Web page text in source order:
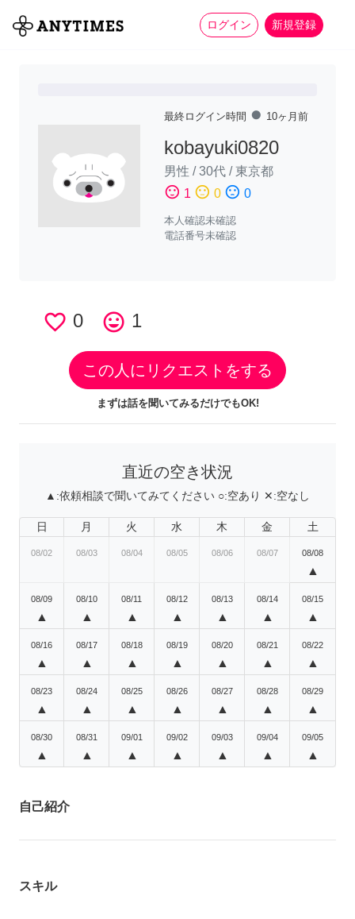
ログイン 新規登録
全て 家事 more_horiz
最終ログイン時間 fiber_manual_record 10ヶ月前
kobayuki0820
男性 /30代 /東京都
sentiment_satisfied 1 sentiment_neutral 0 sentiment_dissatisfied 0
本人確認未確認
電話番号未確認
favorite_border 0 tag_faces 1
この人にリクエストをする
まずは話を聞いてみるだけでもOK!
直近の空き状況
▲:依頼相談で聞いてみてください ○:空あり ✕:空なし
日 月 火 水 木 金 土
08/02 08/03 08/04 08/05 08/06 08/07 08/08
▲
08/09
▲
08/10
▲
08/11
▲
08/12
▲
08/13
▲
08/14
▲
08/15
▲
08/16
▲
08/17
▲
08/18
▲
08/19
▲
08/20
▲
08/21
▲
08/22
▲
08/23
▲
08/24
▲
08/25
▲
08/26
▲
08/27
▲
08/28
▲
08/29
▲
08/30
▲
08/31
▲
09/01
▲
09/02
▲
09/03
▲
09/04
▲
09/05
▲
自己紹介
スキル